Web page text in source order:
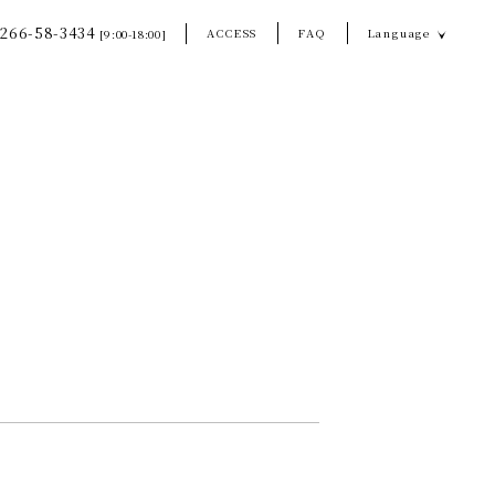
58-3434 [9:00-18:00] ACCESS FAQ Language